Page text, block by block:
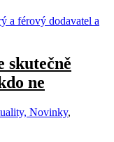
skutečně
ne
Novinky,